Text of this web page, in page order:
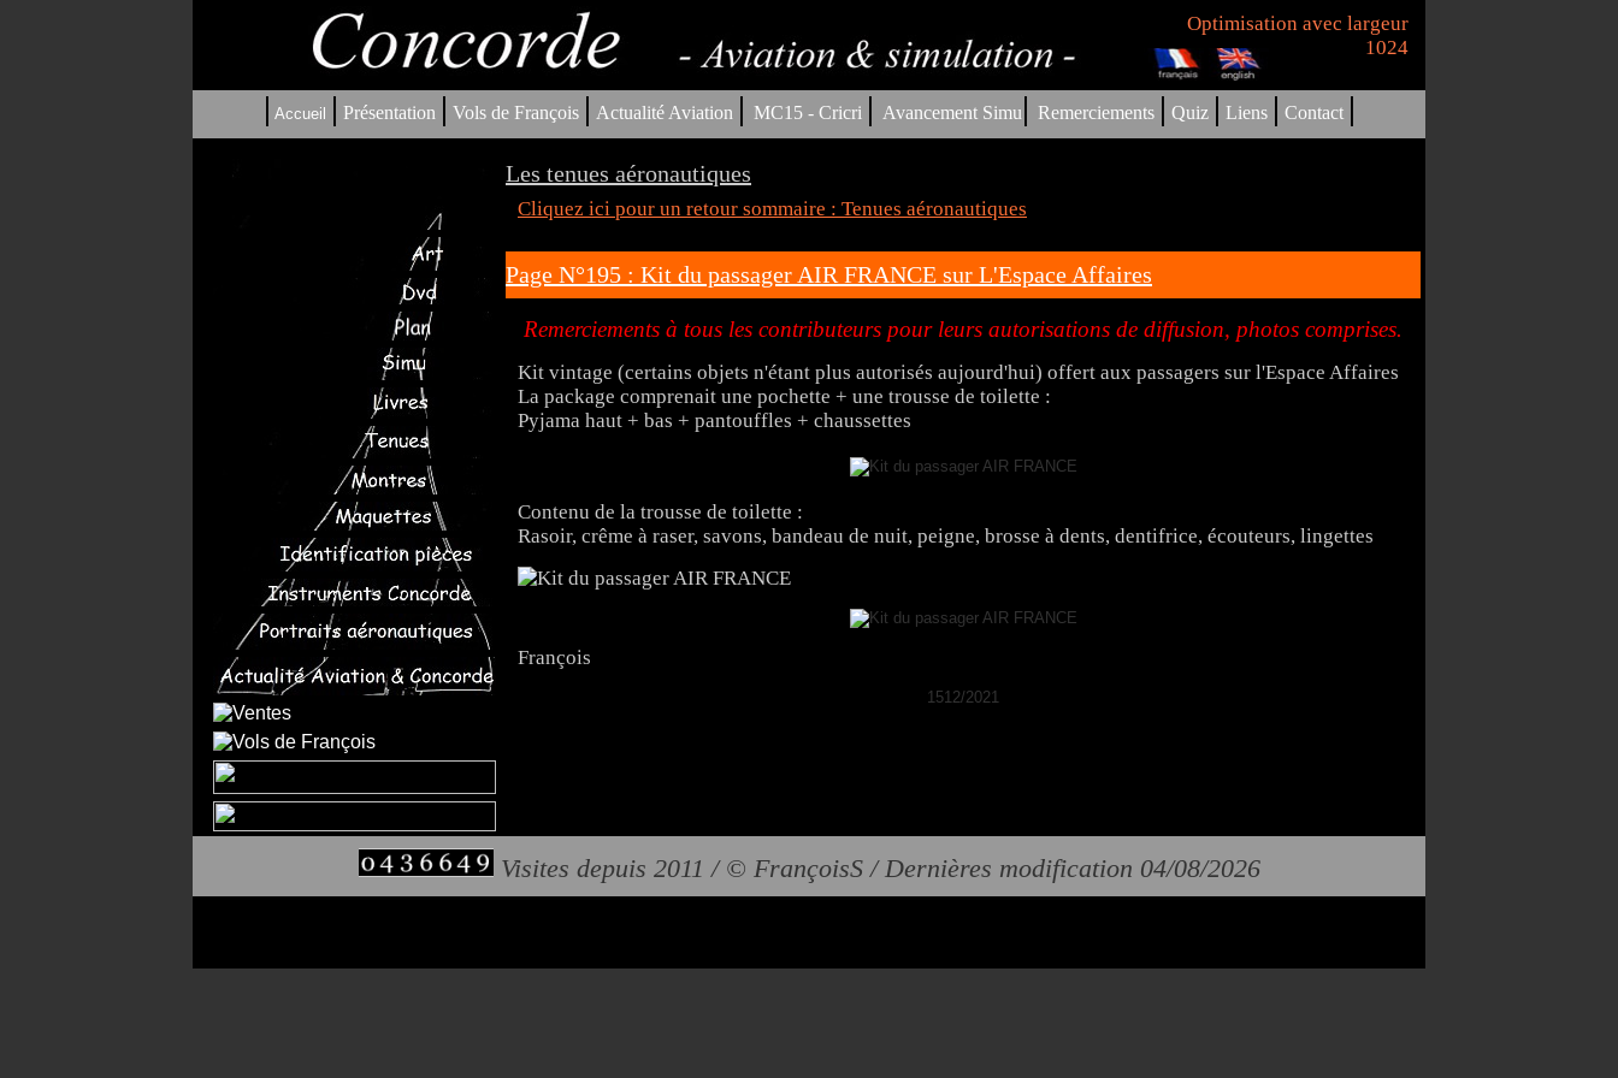
Optimisation avec largeur
1024
| Accueil | Présentation | Vols de François | Actualité Aviation | MC15 - Cricri | Avancement Simu| Remerciements | Quiz | Liens | Contact |
Les tenues aéronautiques
Cliquez ici pour un retour sommaire : Tenues aéronautiques
Page N°195 : Kit du passager AIR FRANCE sur L'Espace Affaires
Remerciements à tous les contributeurs pour leurs autorisations de diffusion, photos comprises.
Kit vintage (certains objets n'étant plus autorisés aujourd'hui) offert aux passagers sur l'Espace Affaires
La package comprenait une pochette + une trousse de toilette :
Pyjama haut + bas + pantouffles + chaussettes
Contenu de la trousse de toilette :
Rasoir, crême à raser, savons, bandeau de nuit, peigne, brosse à dents, dentifrice, écouteurs, lingettes
François
1512/2021
Visites depuis 2011 / © FrançoisS / Dernières modification 04/08/2026